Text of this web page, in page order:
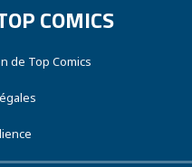
COMICS
de Top Comics